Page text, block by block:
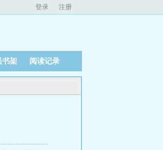
登录 注册
书架 阅读记录